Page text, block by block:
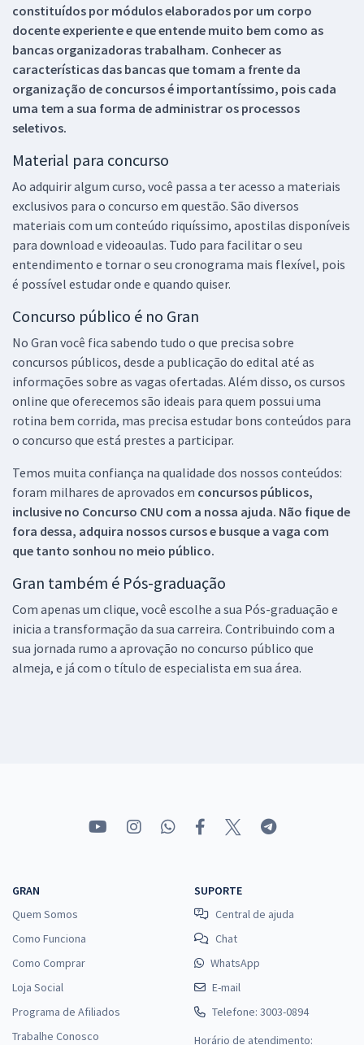
constituídos por módulos elaborados por um corpo
docente experiente e que entende muito bem como as
bancas organizadoras trabalham. Conhecer as
características das bancas que tomam a frente da
organização de concursos é importantíssimo, pois cada
uma tem a sua forma de administrar os processos
seletivos.
Material para concurso
Ao adquirir algum curso, você passa a ter acesso a materiais
exclusivos para o concurso em questão. São diversos
materiais com um conteúdo riquíssimo, apostilas disponíveis
para download e videoaulas. Tudo para facilitar o seu
entendimento e tornar o seu cronograma mais flexível, pois
é possível estudar onde e quando quiser.
Concurso público é no Gran
No Gran você fica sabendo tudo o que precisa sobre
concursos públicos, desde a publicação do edital até as
informações sobre as vagas ofertadas. Além disso, os cursos
online que oferecemos são ideais para quem possui uma
rotina bem corrida, mas precisa estudar bons conteúdos para
o concurso que está prestes a participar.
Temos muita confiança na qualidade dos nossos conteúdos:
foram milhares de aprovados em concursos públicos,
inclusive no Concurso CNU com a nossa ajuda. Não fique de
fora dessa, adquira nossos cursos e busque a vaga com
que tanto sonhou no meio público.
Gran também é Pós-graduação
Com apenas um clique, você escolhe a sua Pós-graduação e
inicia a transformação da sua carreira. Contribuindo com a
sua jornada rumo a aprovação no concurso público que
almeja, e já com o título de especialista em sua área.
GRAN
Quem Somos
Como Funciona
Como Comprar
Loja Social
Programa de Afiliados
Trabalhe Conosco
SUPORTE
Central de ajuda
Chat
WhatsApp
E-mail
Telefone: 3003-0894
Horário de atendimento: